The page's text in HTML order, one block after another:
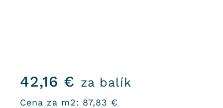
42,16 € za balík
Cena za m2: 87,83 €